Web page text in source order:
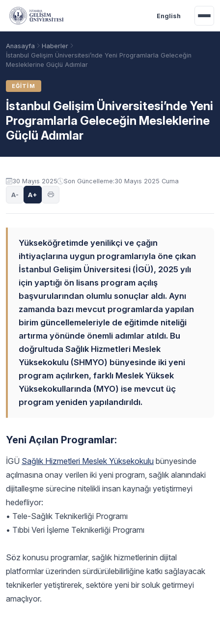
Ana içeriğe geç
English
Anasayfa
Haberler
İstanbul Gelişim Üniversitesi’nde Yeni Programlarla Geleceğin
Mesleklerine Güçlü Adımlar
EĞITIM
İstanbul Gelişim Üniversitesi’nde Yeni
Programlarla Geleceğin Mesleklerine
Güçlü Adımlar
30 Mayıs 2025 Son Güncelleme:30 Mayıs 2025 Cuma
A- A+
Yükseköğretimde yenilikçi ve çağın
ihtiyaçlarına uygun programlarıyla öne çıkan
İstanbul Gelişim Üniversitesi (İGÜ), 2025 yılı
için yaptığı ön lisans program açılış
başvurularından olumlu sonuçlar aldı. Aynı
zamanda bazı mevcut programlarda yapılan
birim güncellemeleriyle de eğitimde niteliği
artırma yönünde önemli adımlar atıldı. Bu
doğrultuda Sağlık Hizmetleri Meslek
Yüksekokulu (SHMYO) bünyesinde iki yeni
program açılırken, farklı Meslek Yüksek
Yüksekokullarında (MYO) ise mevcut üç
program yeniden yapılandırıldı.
Yeni Açılan Programlar:
İGÜ Sağlık Hizmetleri Meslek Yüksekokulu bünyesinde
açılmasına onay verilen iki yeni program, sağlık alanındaki
dijitalleşme sürecine nitelikli insan kaynağı yetiştirmeyi
hedefliyor:
• Tele-Sağlık Teknikerliği Programı
• Tıbbi Veri İşleme Teknikerliği Programı
Söz konusu programlar, sağlık hizmetlerinin dijital
platformlar üzerinden sürdürülebilirliğine katkı sağlayacak
teknikerler yetiştirerek, sektöre yeni bir soluk getirmeyi
amaçlıyor.